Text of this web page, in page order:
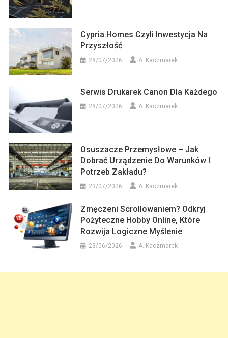
Cypria.homes Czyli Inwestycja Na
Przyszłość
28/07/2026 A. Kaczmarek
Serwis Drukarek Canon Dla Każdego
28/07/2026 A. Kaczmarek
Osuszacze Przemysłowe – Jak
Dobrać Urządzenie Do Warunków I
Potrzeb Zakładu?
23/07/2026 A. Kaczmarek
Zmęczeni Scrollowaniem? Odkryj
Pożyteczne Hobby Online, Które
Rozwija Logiczne Myślenie
23/06/2026 A. Kaczmarek